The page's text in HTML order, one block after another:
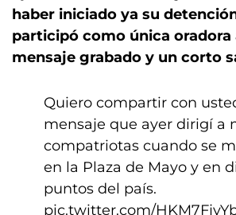
haber iniciado ya su
participó como única oradora
mensaje grabado y un corto
Quiero compartir con
mensaje que ayer dirigí a
compatriotas cuando se
en la Plaza de Mayo y en
puntos del país.
pic.twitter.com/